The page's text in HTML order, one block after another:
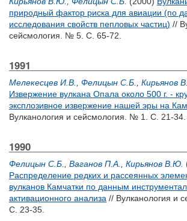
природный фактор риска для авиации (по
исследования свойств пепловых частиц) //
сейсмология. № 5. С. 65-72.
1991
Мелекесцев И.В. Фелицын С.Б. Кирьянов
Извержение вулкана Опала около 500 г. -
эксплозивное извержение нашей эры на
Вулканология и сейсмология. № 1. С. 21-34.
1990
Фелицын С.Б. Ваганов П.А. Кирьянов В.Ю.
Распределение редких и рассеянных
вулканов Камчатки по данным
активационного анализа // Вулканология и
С. 23-35.